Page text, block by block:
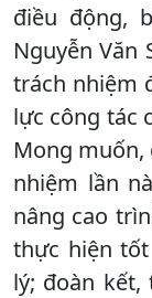
điều động,
Nguyễn Văn
trách nhiệm
lực công tác
Mong muốn,
nhiệm lần
nâng cao
thực hiện
lý; đoàn